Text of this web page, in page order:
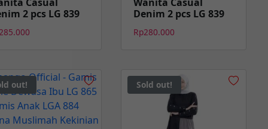
2 pcs LG 839
Denim 2 pcs LG 839
Rp280.000
out! Sold out!